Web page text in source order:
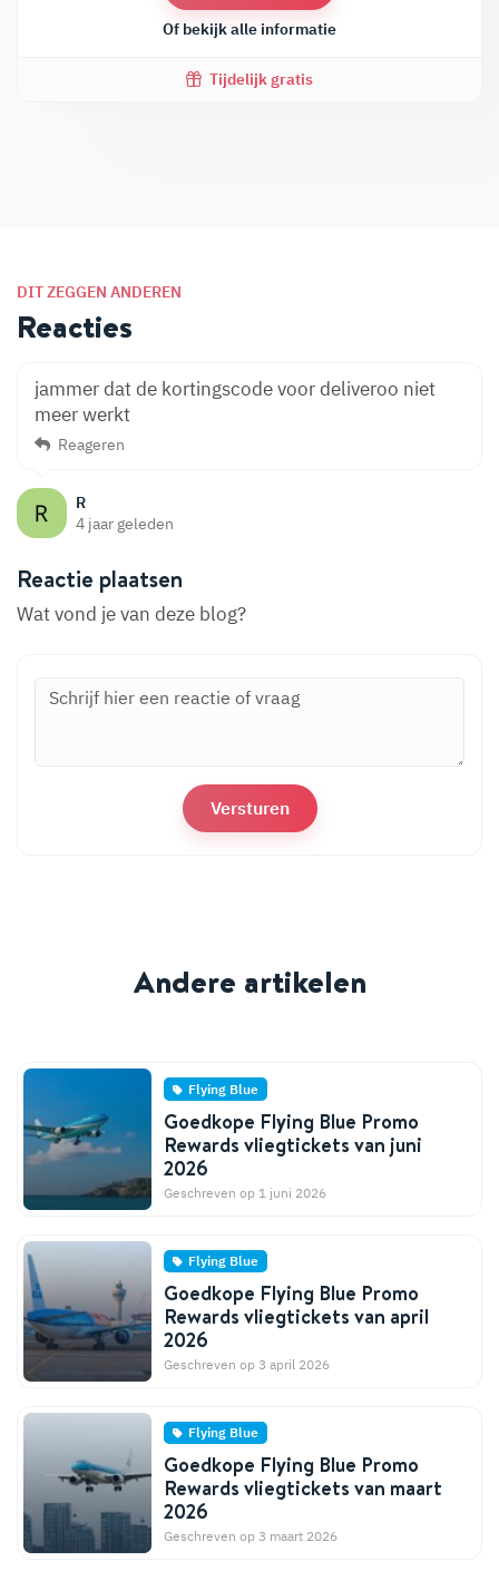
Of bekijk alle informatie
Tijdelijk gratis
DIT ZEGGEN ANDEREN
Reacties
R
4 jaar geleden
jammer dat de kortingscode voor deliveroo niet
meer werkt
Reageren
Reactie plaatsen
Wat vond je van deze blog?
Andere artikelen
Flying Blue
Goedkope Flying Blue Promo
Rewards vliegtickets van juni
2026
Geschreven op 1 juni 2026
Flying Blue
Goedkope Flying Blue Promo
Rewards vliegtickets van april
2026
Geschreven op 3 april 2026
Flying Blue
Goedkope Flying Blue Promo
Rewards vliegtickets van maart
2026
Geschreven op 3 maart 2026